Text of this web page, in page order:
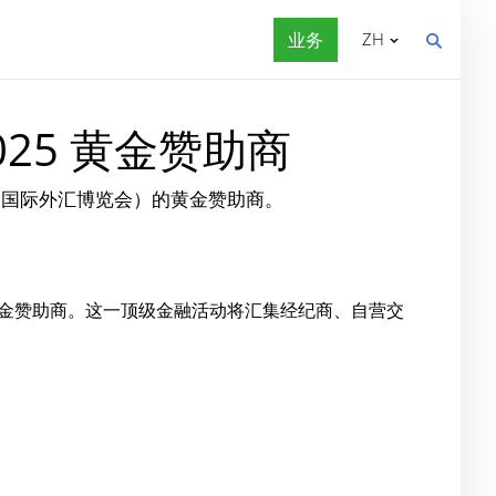
业务 ZH
黄金赞助商
际外汇博览会）的黄金赞助商。
赞助商。这一顶级金融活动将汇集经纪商、自营交